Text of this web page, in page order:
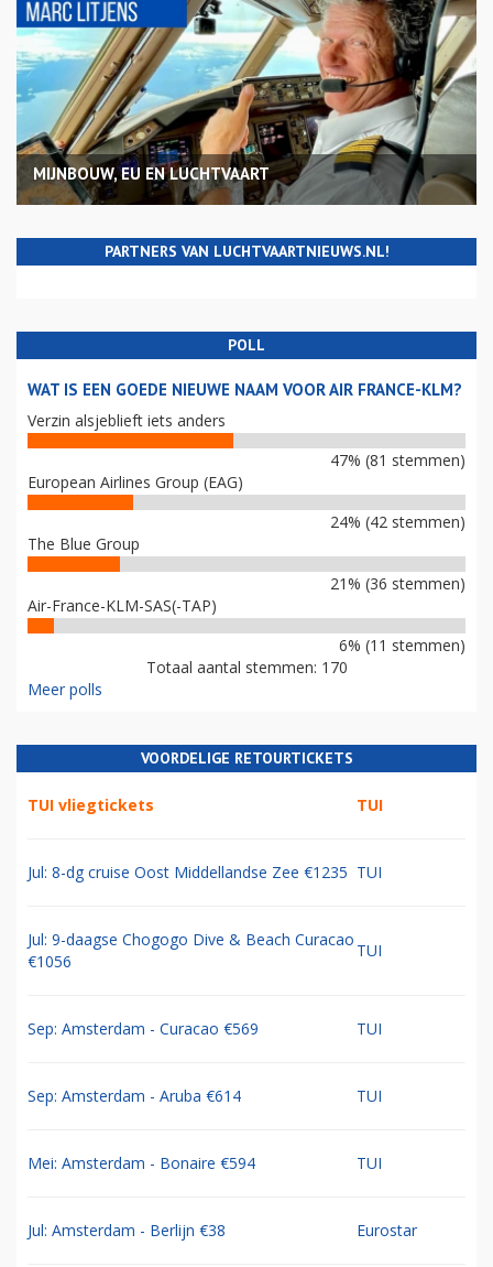
MIJNBOUW, EU EN LUCHTVAART
PARTNERS VAN LUCHTVAARTNIEUWS.NL!
POLL
WAT IS EEN GOEDE NIEUWE NAAM VOOR AIR FRANCE-KLM?
Verzin alsjeblieft iets anders
47% (81 stemmen)
European Airlines Group (EAG)
24% (42 stemmen)
The Blue Group
21% (36 stemmen)
Air-France-KLM-SAS(-TAP)
6% (11 stemmen)
Totaal aantal stemmen: 170
Meer polls
VOORDELIGE RETOURTICKETS
TUI vliegtickets TUI
Jul: 8-dg cruise Oost Middellandse Zee €1235 TUI
Jul: 9-daagse Chogogo Dive & Beach Curacao
€1056
TUI
Sep: Amsterdam - Curacao €569 TUI
Sep: Amsterdam - Aruba €614 TUI
Mei: Amsterdam - Bonaire €594 TUI
Jul: Amsterdam - Berlijn €38 Eurostar